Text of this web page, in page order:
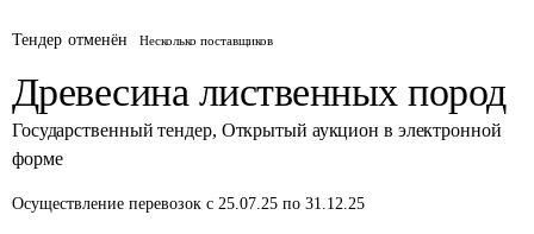
Тендер отменён Несколько поставщиков
Древесина лиственных пород
Государственный тендер, Открытый аукцион в электронной
форме
Осуществление перевозок с 25.07.25 по 31.12.25